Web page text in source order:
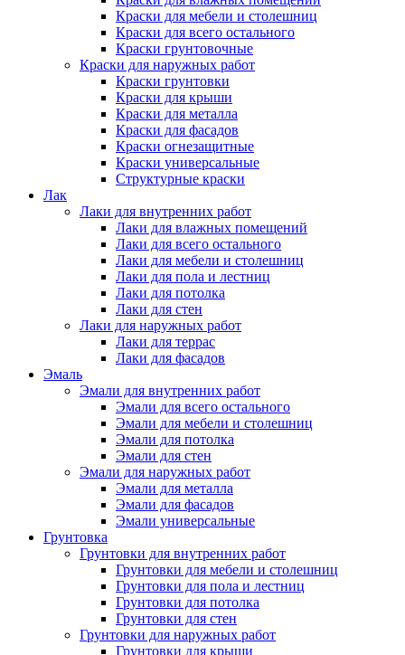
Краски для мебели и столешниц
Краски для всего остального
Краски грунтовочные
Краски для наружных работ
Краски грунтовки
Краски для крыши
Краски для металла
Краски для фасадов
Краски огнезащитные
Краски универсальные
Структурные краски
Лак
Лаки для внутренних работ
Лаки для влажных помещений
Лаки для всего остального
Лаки для мебели и столешниц
Лаки для пола и лестниц
Лаки для потолка
Лаки для стен
Лаки для наружных работ
Лаки для террас
Лаки для фасадов
Эмаль
Эмали для внутренних работ
Эмали для всего остального
Эмали для мебели и столешниц
Эмали для потолка
Эмали для стен
Эмали для наружных работ
Эмали для металла
Эмали для фасадов
Эмали универсальные
Грунтовка
Грунтовки для внутренних работ
Грунтовки для мебели и столешниц
Грунтовки для пола и лестниц
Грунтовки для потолка
Грунтовки для стен
Грунтовки для наружных работ
Грунтовки для крыши